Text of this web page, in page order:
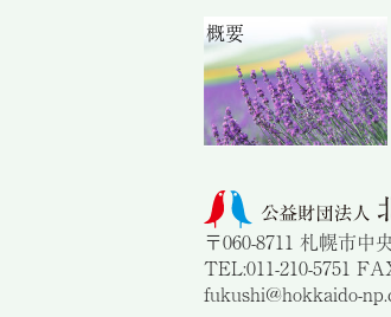
概要
〒060-8711 札幌市中
TEL:011-210-5751
fukushi@hokkaido-